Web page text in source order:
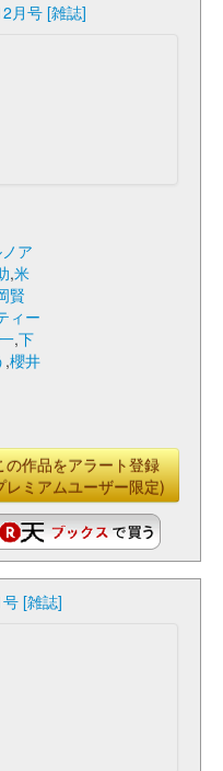
月号 [雑誌]
ア
,米
賢
ィー
,下
,櫻井
の作品をアラート登録
レミアムユーザー限定)
[雑誌]